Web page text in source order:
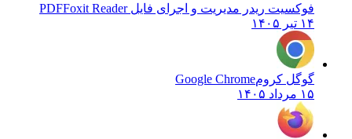
فوکسیت ریدر مدیریت و اجرای فایل PDFFoxit Reader
۱۴ تیر ۱۴۰۵
گوگل کرومGoogle Chrome
۱۵ مرداد ۱۴۰۵